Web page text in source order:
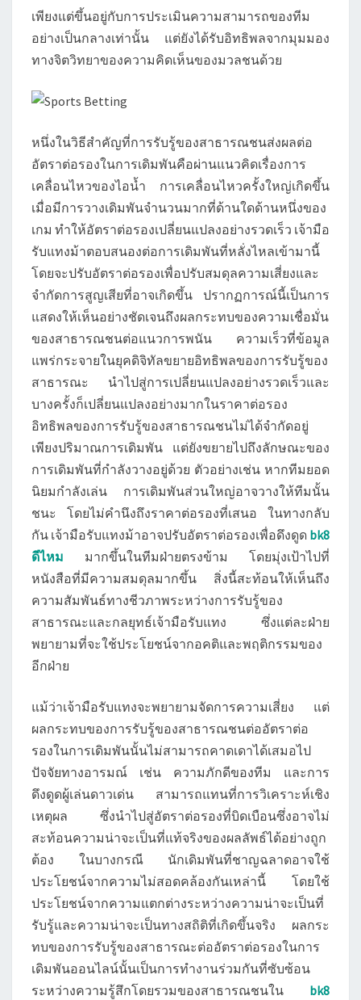
เพียงแต่ขึ้นอยู่กับการประเมินความสามารถของทีม
อย่างเป็นกลางเท่านั้น แต่ยังได้รับอิทธิพลจากมุมมอง
ทางจิตวิทยาของความคิดเห็นของมวลชนด้วย
หนึ่งในวิธีสำคัญที่การรับรู้ของสาธารณชนส่งผลต่อ
อัตราต่อรองในการเดิมพันคือผ่านแนวคิดเรื่องการ
เคลื่อนไหวของไอน้ำ การเคลื่อนไหวครั้งใหญ่เกิดขึ้น
เมื่อมีการวางเดิมพันจำนวนมากที่ด้านใดด้านหนึ่งของ
เกม ทำให้อัตราต่อรองเปลี่ยนแปลงอย่างรวดเร็ว เจ้ามือ
รับแทงม้าตอบสนองต่อการเดิมพันที่หลั่งไหลเข้ามานี้
โดยจะปรับอัตราต่อรองเพื่อปรับสมดุลความเสี่ยงและ
จำกัดการสูญเสียที่อาจเกิดขึ้น ปรากฏการณ์นี้เป็นการ
แสดงให้เห็นอย่างชัดเจนถึงผลกระทบของความเชื่อมั่น
ของสาธารณชนต่อแนวการพนัน ความเร็วที่ข้อมูล
แพร่กระจายในยุคดิจิทัลขยายอิทธิพลของการรับรู้ของ
สาธารณะ นำไปสู่การเปลี่ยนแปลงอย่างรวดเร็วและ
บางครั้งก็เปลี่ยนแปลงอย่างมากในราคาต่อรอง
อิทธิพลของการรับรู้ของสาธารณชนไม่ได้จำกัดอยู่
เพียงปริมาณการเดิมพัน แต่ยังขยายไปถึงลักษณะของ
การเดิมพันที่กำลังวางอยู่ด้วย ตัวอย่างเช่น หากทีมยอด
นิยมกำลังเล่น การเดิมพันส่วนใหญ่อาจวางให้ทีมนั้น
ชนะ โดยไม่คำนึงถึงราคาต่อรองที่เสนอ ในทางกลับ
กัน เจ้ามือรับแทงม้าอาจปรับอัตราต่อรองเพื่อดึงดูด bk8
ดีไหม มากขึ้นในทีมฝ่ายตรงข้าม โดยมุ่งเป้าไปที่
หนังสือที่มีความสมดุลมากขึ้น สิ่งนี้สะท้อนให้เห็นถึง
ความสัมพันธ์ทางชีวภาพระหว่างการรับรู้ของ
สาธารณะและกลยุทธ์เจ้ามือรับแทง ซึ่งแต่ละฝ่าย
พยายามที่จะใช้ประโยชน์จากอคติและพฤติกรรมของ
อีกฝ่าย
แม้ว่าเจ้ามือรับแทงจะพยายามจัดการความเสี่ยง แต่
ผลกระทบของการรับรู้ของสาธารณชนต่ออัตราต่อ
รองในการเดิมพันนั้นไม่สามารถคาดเดาได้เสมอไป
ปัจจัยทางอารมณ์ เช่น ความภักดีของทีม และการ
ดึงดูดผู้เล่นดาวเด่น สามารถแทนที่การวิเคราะห์เชิง
เหตุผล ซึ่งนำไปสู่อัตราต่อรองที่บิดเบือนซึ่งอาจไม่
สะท้อนความน่าจะเป็นที่แท้จริงของผลลัพธ์ได้อย่างถูก
ต้อง ในบางกรณี นักเดิมพันที่ชาญฉลาดอาจใช้
ประโยชน์จากความไม่สอดคล้องกันเหล่านี้ โดยใช้
ประโยชน์จากความแตกต่างระหว่างความน่าจะเป็นที่
รับรู้และความน่าจะเป็นทางสถิติที่เกิดขึ้นจริง ผลกระ
ทบของการรับรู้ของสาธารณะต่ออัตราต่อรองในการ
เดิมพันออนไลน์นั้นเป็นการทำงานร่วมกันที่ซับซ้อน
ระหว่างความรู้สึกโดยรวมของสาธารณชนใน bk8